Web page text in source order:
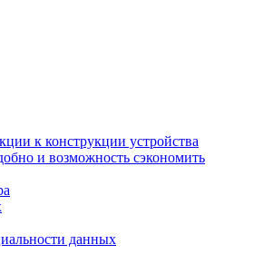
к конструкции устройства
и возможность сэкономить
данных